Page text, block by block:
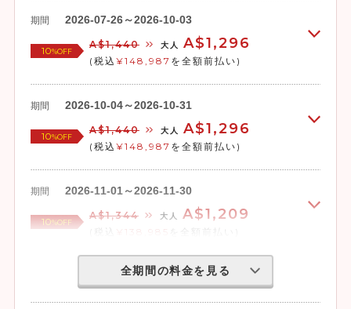
期間 2026-07-26～2026-10-03
10%OFF
A$1,440 大人 A$1,296
(税込 ¥148,987 を全額前払い)
期間 2026-10-04～2026-10-31
10%OFF
A$1,440 大人 A$1,296
(税込 ¥148,987 を全額前払い)
期間 2026-11-01～2026-11-30
10%OFF
A$1,344 大人 A$1,209
(税込 ¥138,985 を全額前払い)
全期間の料金を見る